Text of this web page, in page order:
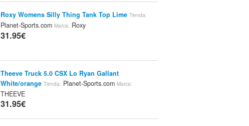
Roxy Womens Silly Thing Tank Top Lime Tienda:
Planet-Sports.com Marca: Roxy
31.95€
Theeve Truck 5.0 CSX Lo Ryan Gallant
White/orange Tienda: Planet-Sports.com Marca:
THEEVE
31.95€